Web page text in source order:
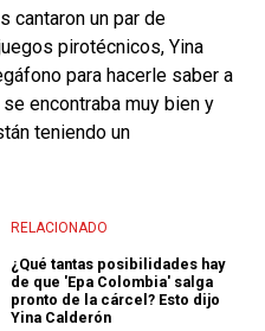
cantaron un par de
pirotécnicos, Yina
para hacerle saber a
encontraba muy bien y
teniendo un
RELACIONADO
¿Qué tantas posibilidades hay
de que 'Epa Colombia' salga
pronto de la cárcel? Esto dijo
Yina Calderón